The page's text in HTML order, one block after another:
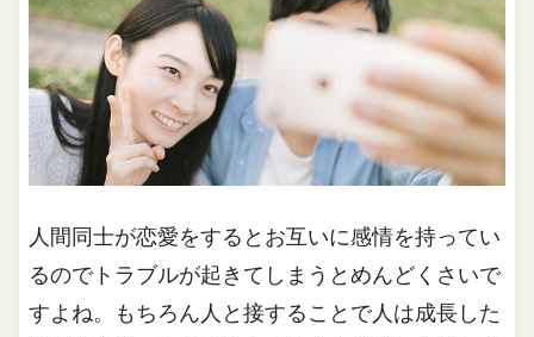
人間同士が恋愛をするとお互いに感情を持ってい
るのでトラブルが起きてしまうとめんどくさいで
すよね。もちろん人と接することで人は成長した